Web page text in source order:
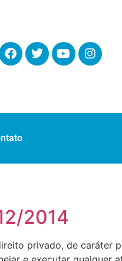
2014
privado, de caráter